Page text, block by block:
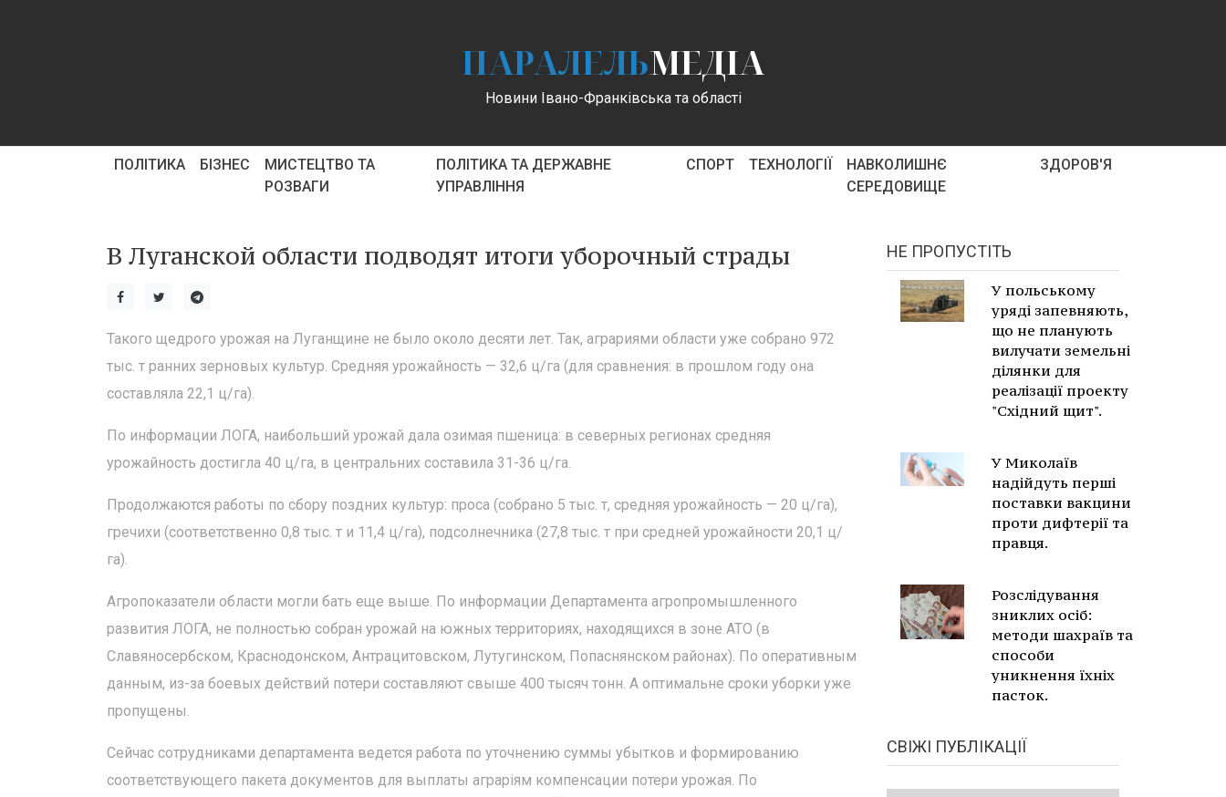
ПАРАЛЕЛЬМЕДІА
Новини Івано-Франківська та області
ПОЛІТИКА БІЗНЕС
МИСТЕЦТВО ТА
РОЗВАГИ
ПОЛІТИКА ТА ДЕРЖАВНЕ
УПРАВЛІННЯ
СПОРТ ТЕХНОЛОГІЇ
НАВКОЛИШНЄ
СЕРЕДОВИЩЕ
ЗДОРОВ'Я
В Луганской области подводят итоги уборочный страды
Такого щедрого урожая на Луганщине не было около десяти лет. Так, аграриями области уже собрано 972
тыс. т ранних зерновых культур. Средняя урожайность — 32,6 ц/га (для сравнения: в прошлом году она
составляла 22,1 ц/га).
По информации ЛОГА, наибольший урожай дала озимая пшеница: в северных регионах средняя
урожайность достигла 40 ц/га, в центральних составила 31-36 ц/га.
Продолжаются работы по сбору поздних культур: проса (собрано 5 тыс. т, средняя урожайность — 20 ц/га),
гречихи (соответственно 0,8 тыс. т и 11,4 ц/га), подсолнечника (27,8 тыс. т при средней урожайности 20,1 ц/
га).
Агропоказатели области могли бать еще выше. По информации Департамента агропромышленного
развития ЛОГА, не полностью собран урожай на южных территориях, находящихся в зоне АТО (в
Славяносербском, Краснодонском, Антрацитовском, Лутугинском, Попаснянском районах). По оперативным
данным, из-за боевых действий потери составляют свыше 400 тысяч тонн. А оптимальне сроки уборки уже
пропущены.
Сейчас сотрудниками департамента ведется работа по уточнению суммы убытков и формированию
соответствующего пакета документов для выплаты аграріям компенсации потери урожая. По
НЕ ПРОПУСТІТЬ
У польському
уряді запевняють,
що не планують
вилучати земельні
ділянки для
реалізації проекту
"Східний щит".
У Миколаїв
надійдуть перші
поставки вакцини
проти дифтерії та
правця.
Розслідування
зниклих осіб:
методи шахраїв та
способи
уникнення їхніх
пасток.
СВІЖІ ПУБЛІКАЦІЇ